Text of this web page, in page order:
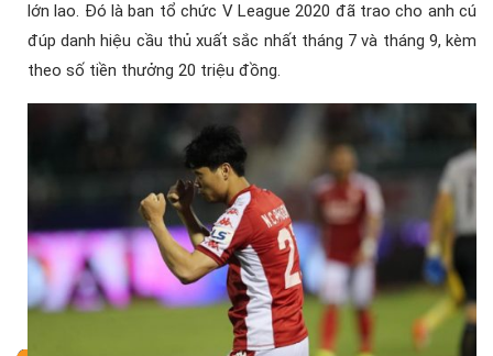
lớn lao. Đó là ban tổ chức V League 2020 đã trao cho anh cú
đúp danh hiệu cầu thủ xuất sắc nhất tháng 7 và tháng 9, kèm
theo số tiền thưởng 20 triệu đồng.